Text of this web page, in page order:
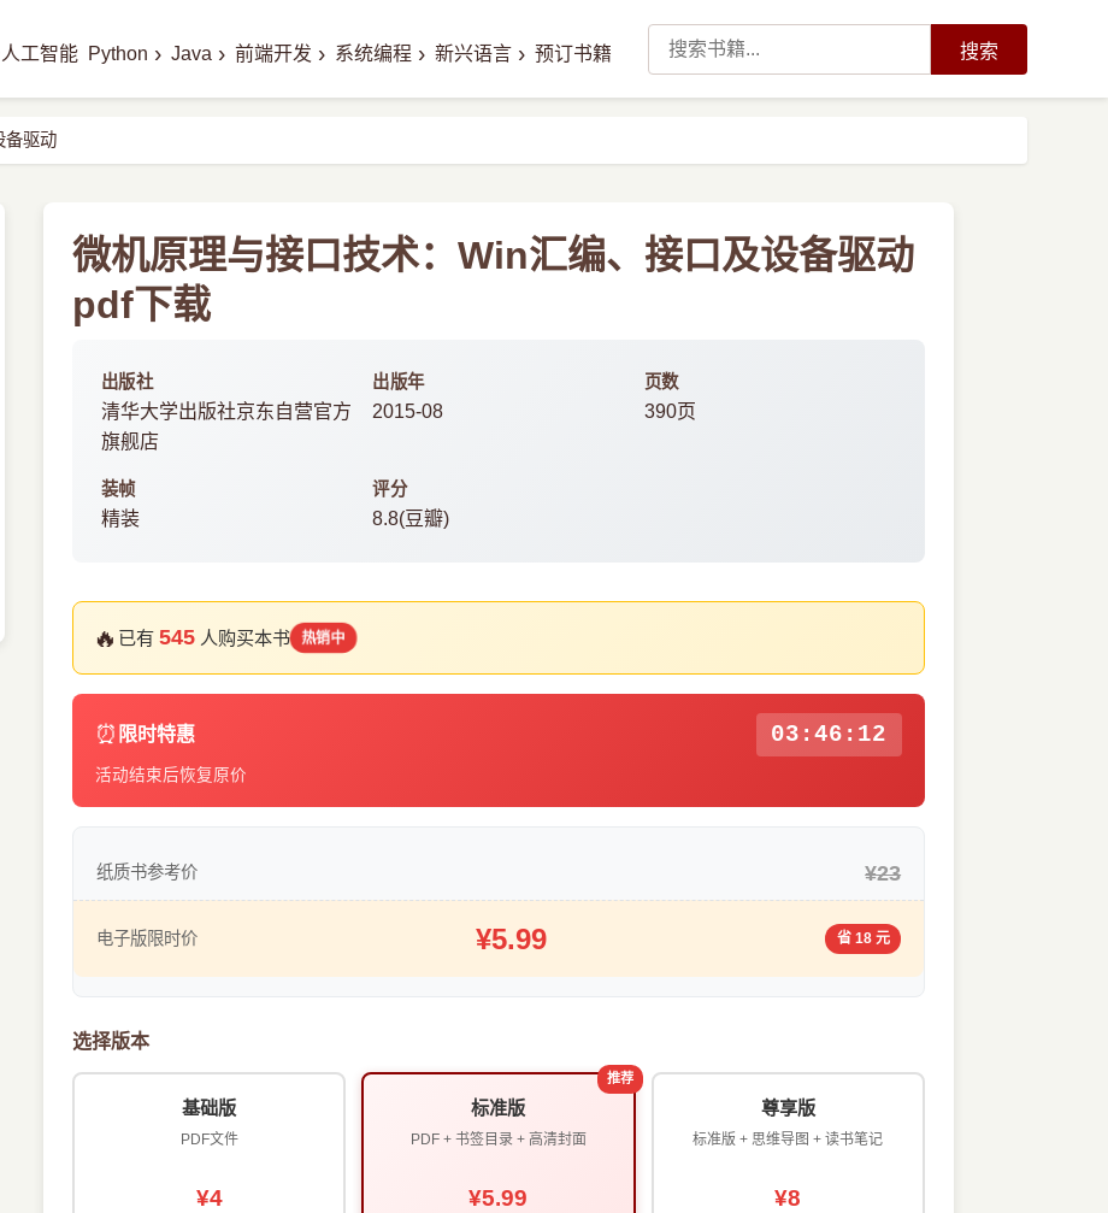
工智能 Python › Java › 前端开发 › 系统编程 › 新兴语言 › 预订书籍 搜索
备驱动
微机原理与接口技术：Win汇编、接口及设备驱动
pdf下载
出版社
清华大学出版社京东自营官方
旗舰店
出版年
2015-08
页数
390页
装帧
精装
评分
8.8(豆瓣)
🔥 已有 545人购买本书 热销中
⏰ 限时特惠 03:46:11
活动结束后恢复原价
纸质书参考价 ¥23
电子版限时价 ¥5.99 省 18 元
选择版本
基础版
PDF文件
¥4
推荐
标准版
PDF + 书签目录 + 高清封面
¥5.99
尊享版
标准版 + 思维导图 + 读书笔记
¥8